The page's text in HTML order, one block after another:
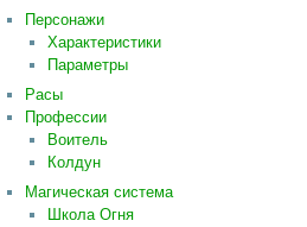
Персонажи
Характеристики
Параметры
Расы
Профессии
Воитель
Колдун
Магическая система
Школа Огня